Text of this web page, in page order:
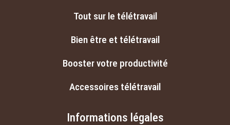
Tout sur le télétravail
Bien être et télétravail
Booster votre productivité
Accessoires télétravail
Informations légales